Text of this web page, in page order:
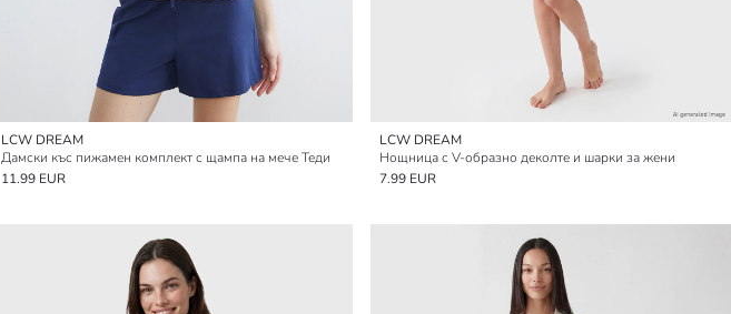
LCW DREAM
Дамски къс пижамен комплект с щампа на мече Теди
11.99 EUR
LCW DREAM
Нощница с V-образно деколте и шарки за жени
7.99 EUR